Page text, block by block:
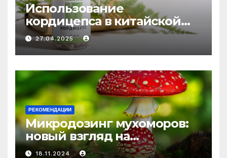
Использование
кордицепса в китайской
медицине: природное
средство против усталости
и истощения
27.04.2025
РЕКОМЕНДАЦИИ
Микродозинг мухоморов:
новый взгляд на
психоделику
18.11.2024